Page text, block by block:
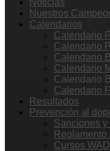
Noticias
Nuestros
Calendarios
Calendario
Calendario
Calendario
Calendario
Calendario
Calendario
Resultados
Prevención al
Sanciones
Cursos